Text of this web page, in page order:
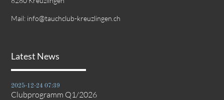
Mail: info@tauchclub-kreuzlingen.ch
Latest News
2025-12-24 07:39
Clubprogramm Q1/2026